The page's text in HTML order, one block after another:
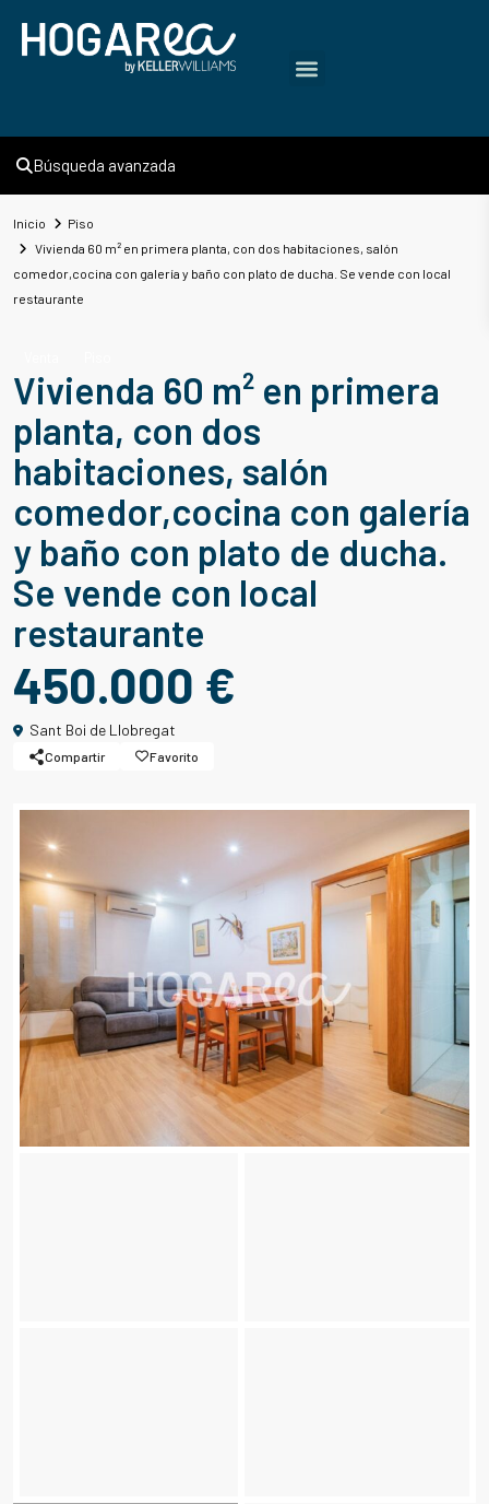
Búsqueda avanzada
Inicio
Piso
Vivienda 60 m² en primera planta, con dos habitaciones, salón
comedor,cocina con galería y baño con plato de ducha. Se vende con local
restaurante
Vivienda 60 m² en primera
planta, con dos
habitaciones, salón
comedor,cocina con galería
y baño con plato de ducha.
Se vende con local
restaurante
450.000 €
Sant Boi de Llobregat
Compartir Favorito